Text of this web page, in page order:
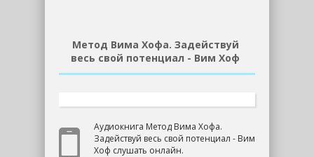
Метод Вима Хофа. Задействуй
весь свой потенциал - Вим Хоф
Аудиокнига Метод Вима Хофа.
Задействуй весь свой потенциал - Вим
Хоф слушать онлайн.